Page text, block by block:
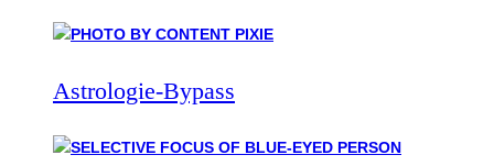
Astrologie-Bypass